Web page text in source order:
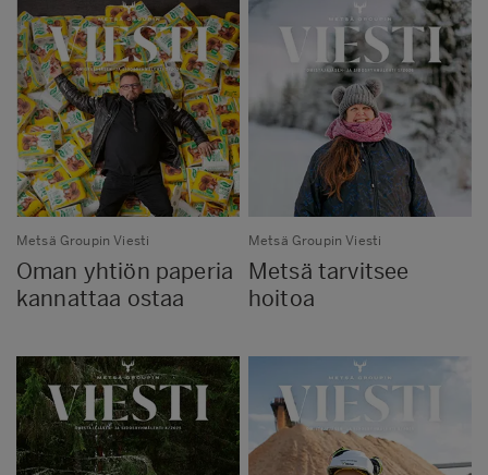
Metsä Groupin Viesti
Oman yhtiön paperia
kannattaa ostaa
Metsä Groupin Viesti
Metsä tarvitsee
hoitoa